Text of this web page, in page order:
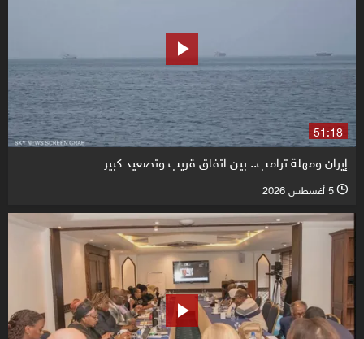
51:18
إيران ومهلة ترامب.. بين اتفاق قريب وتصعيد كبير
l 5 أغسطس 2026